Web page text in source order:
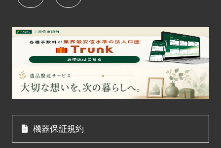
機器保証規約